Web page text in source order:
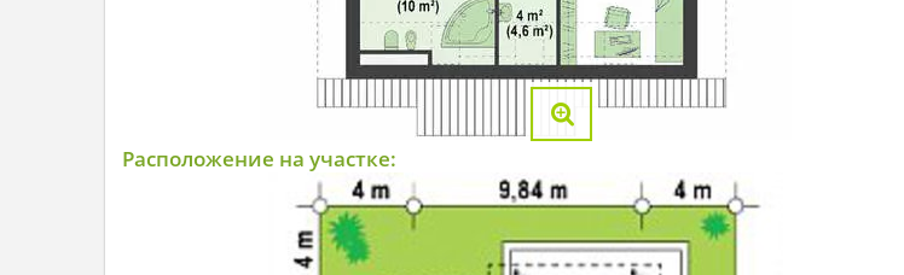
Расположение на участке: